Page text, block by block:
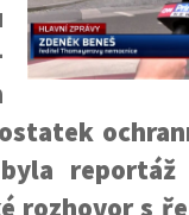
rozhovor s